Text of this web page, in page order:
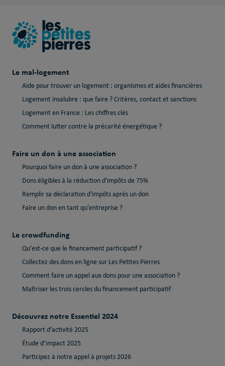
Le mal-logement
Aide pour trouver un logement : organismes et aides financières
Logement insalubre : que faire ? Critères, contact et sanctions
Logement en France : Les chiffres clés
Comment lutter contre la précarité énergétique ?
Faire un don à une association
Pourquoi faire un don à une association ?
Dons éligibles à la réduction d'impôts de 75%
Remplir sa déclaration d'impôts après un don
Faire un don en tant qu’entreprise ?
Le crowdfunding
Qu’est-ce que le financement participatif ?
Collectez des dons en ligne sur Les Petites Pierres
Comment faire un appel aux dons pour une association ?
Maîtriser les trois cercles du financement participatif
Découvrez notre Essentiel 2024
Rapport d’activité 2025
Étude d’impact 2025
Participez à notre appel à projets 2026